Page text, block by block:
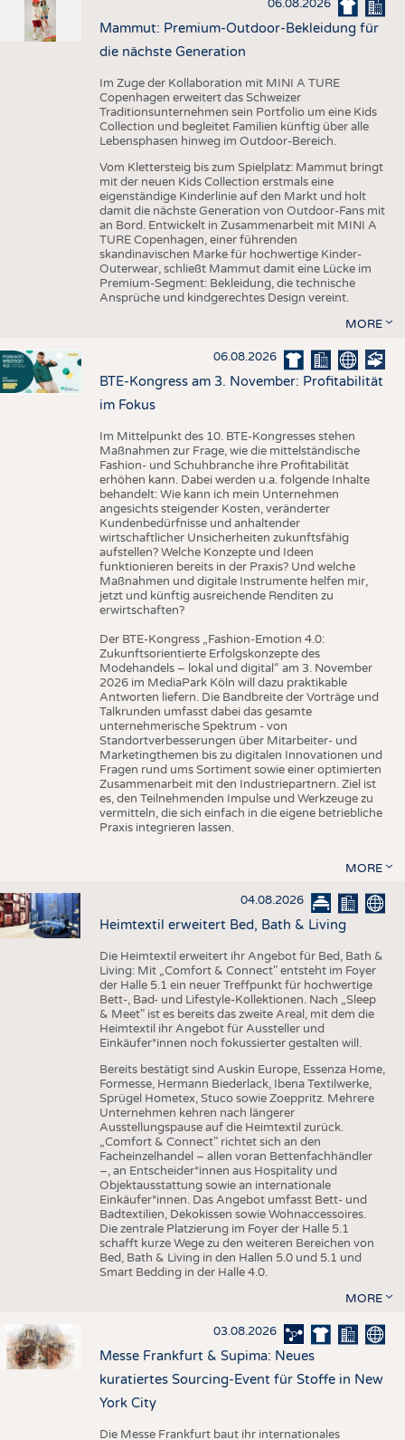
06.08.2026
Mammut: Premium-Outdoor-Bekleidung für
die nächste Generation
Im Zuge der Kollaboration mit MINI A TURE
Copenhagen erweitert das Schweizer
Traditionsunternehmen sein Portfolio um eine Kids
Collection und begleitet Familien künftig über alle
Lebensphasen hinweg im Outdoor-Bereich.
Vom Klettersteig bis zum Spielplatz: Mammut bringt
mit der neuen Kids Collection erstmals eine
eigenständige Kinderlinie auf den Markt und holt
damit die nächste Generation von Outdoor-Fans mit
an Bord. Entwickelt in Zusammenarbeit mit MINI A
TURE Copenhagen, einer führenden
skandinavischen Marke für hochwertige Kinder-
Outerwear, schließt Mammut damit eine Lücke im
Premium-Segment: Bekleidung, die technische
Ansprüche und kindgerechtes Design vereint.
MORE
06.08.2026
BTE-Kongress am 3. November: Profitabilität
im Fokus
Im Mittelpunkt des 10. BTE-Kongresses stehen
Maßnahmen zur Frage, wie die mittelständische
Fashion- und Schuhbranche ihre Profitabilität
erhöhen kann. Dabei werden u.a. folgende Inhalte
behandelt: Wie kann ich mein Unternehmen
angesichts steigender Kosten, veränderter
Kundenbedürfnisse und anhaltender
wirtschaftlicher Unsicherheiten zukunftsfähig
aufstellen? Welche Konzepte und Ideen
funktionieren bereits in der Praxis? Und welche
Maßnahmen und digitale Instrumente helfen mir,
jetzt und künftig ausreichende Renditen zu
erwirtschaften?
Der BTE-Kongress „Fashion-Emotion 4.0:
Zukunftsorientierte Erfolgskonzepte des
Modehandels – lokal und digital“ am 3. November
2026 im MediaPark Köln will dazu praktikable
Antworten liefern. Die Bandbreite der Vorträge und
Talkrunden umfasst dabei das gesamte
unternehmerische Spektrum - von
Standortverbesserungen über Mitarbeiter- und
Marketingthemen bis zu digitalen Innovationen und
Fragen rund ums Sortiment sowie einer optimierten
Zusammenarbeit mit den Industriepartnern. Ziel ist
es, den Teilnehmenden Impulse und Werkzeuge zu
vermitteln, die sich einfach in die eigene betriebliche
Praxis integrieren lassen.
MORE
04.08.2026
Heimtextil erweitert Bed, Bath & Living
Die Heimtextil erweitert ihr Angebot für Bed, Bath &
Living: Mit „Comfort & Connect" entsteht im Foyer
der Halle 5.1 ein neuer Treffpunkt für hochwertige
Bett-, Bad- und Lifestyle-Kollektionen. Nach „Sleep
& Meet" ist es bereits das zweite Areal, mit dem die
Heimtextil ihr Angebot für Aussteller und
Einkäufer*innen noch fokussierter gestalten will.
Bereits bestätigt sind Auskin Europe, Essenza Home,
Formesse, Hermann Biederlack, Ibena Textilwerke,
Sprügel Hometex, Stuco sowie Zoeppritz. Mehrere
Unternehmen kehren nach längerer
Ausstellungspause auf die Heimtextil zurück.
„Comfort & Connect" richtet sich an den
Facheinzelhandel – allen voran Bettenfachhändler
–, an Entscheider*innen aus Hospitality und
Objektausstattung sowie an internationale
Einkäufer*innen. Das Angebot umfasst Bett- und
Badtextilien, Dekokissen sowie Wohnaccessoires.
Die zentrale Platzierung im Foyer der Halle 5.1
schafft kurze Wege zu den weiteren Bereichen von
Bed, Bath & Living in den Hallen 5.0 und 5.1 und
Smart Bedding in der Halle 4.0.
MORE
03.08.2026
Messe Frankfurt & Supima: Neues
kuratiertes Sourcing-Event für Stoffe in New
York City
Die Messe Frankfurt baut ihr internationales